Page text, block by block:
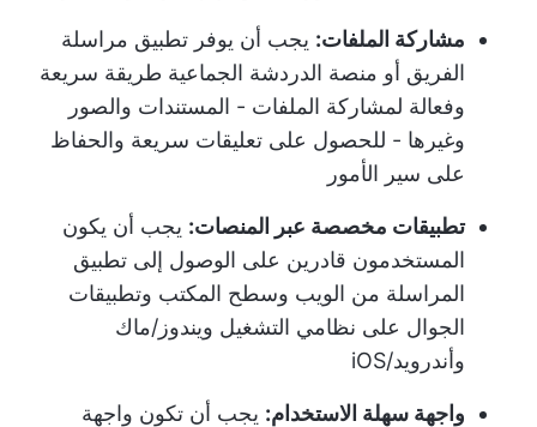
مشاركة الملفات: يجب أن يوفر تطبيق مراسلة
الفريق أو منصة الدردشة الجماعية طريقة سريعة
وفعالة لمشاركة الملفات - المستندات والصور
وغيرها - للحصول على تعليقات سريعة والحفاظ
على سير الأمور
تطبيقات مخصصة عبر المنصات: يجب أن يكون
المستخدمون قادرين على الوصول إلى تطبيق
المراسلة من الويب وسطح المكتب وتطبيقات
الجوال على نظامي التشغيل ويندوز/ماك
وأندرويد/iOS
واجهة سهلة الاستخدام: يجب أن تكون واجهة